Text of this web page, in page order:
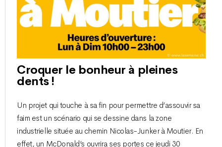
Croquer le bonheur à pleines
dents !
Un projet qui touche à sa fin pour permettre d’assouvir sa
faim est un scénario qui se dessine dans la zone
industrielle située au chemin Nicolas-Junker à Moutier. En
effet, un McDonald’s ouvrira ses portes ce jeudi 30